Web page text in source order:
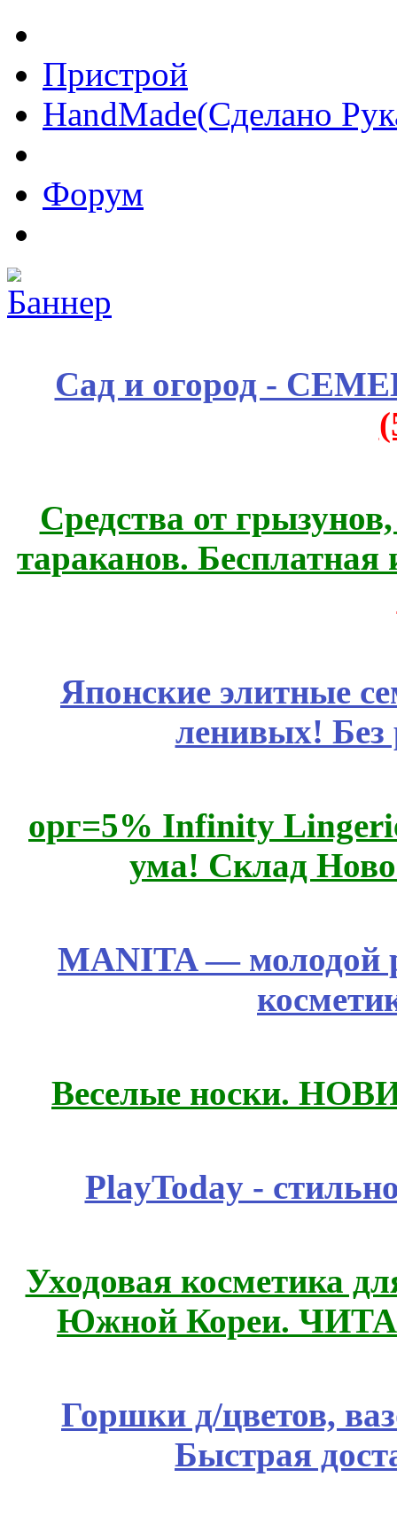
Пристрой
HandMade(Сделано
Форум
Сад и огород -
Средства от
тараканов.
Японские элитные
ленивых!
орг=5% Infinity
ума! Склад
MANITA — молодой
Веселые носки.
PlayToday -
Уходовая косметика
Южной Кореи.
Горшки д/цветов,
Быстрая